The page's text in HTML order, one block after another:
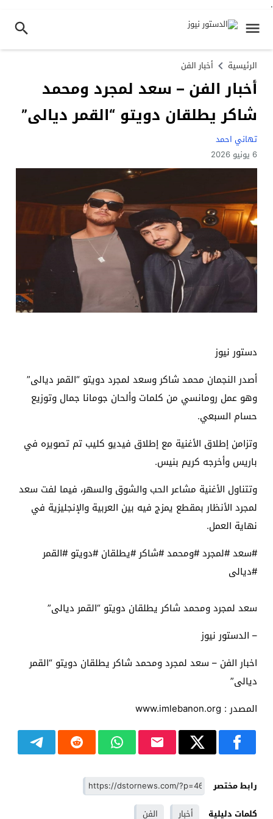
.
الرئيسية أخبار الفن
أخبار الفن – سعد لمجرد ومحمد
شاكر يطلقان دويتو “القمر ديالى”
تهاني احمد
6 يونيو 2026
دستور نيوز
أصدر النجمان محمد شاكر وسعد لمجرد دويتو “القمر ديالى”
وهو عمل رومانسي من كلمات وألحان جومانا جمال وتوزيع
حسام السبعي.
وتزامن إطلاق الأغنية مع إطلاق فيديو كليب تم تصويره في
باريس وأخرجه كريم بنيس.
وتتناول الأغنية مشاعر الحب والشوق والسهر، فيما لفت سعد
لمجرد الأنظار بمقطع يمزج فيه بين العربية والإنجليزية في
نهاية العمل.
#سعد #لمجرد #ومحمد #شاكر #يطلقان #دويتو #القمر
#ديالى
سعد لمجرد ومحمد شاكر يطلقان دويتو “القمر ديالى”
– الدستور نيوز
اخبار الفن – سعد لمجرد ومحمد شاكر يطلقان دويتو “القمر
ديالى”
المصدر : www.imlebanon.org
رابط مختصر
كلمات دليلية
أخبار الفن